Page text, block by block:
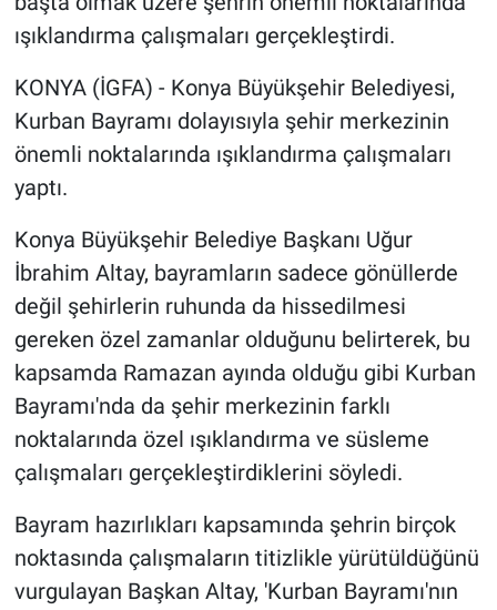
ışıklandırma çalışmaları gerçekleştirdi.
KONYA (İGFA) - Konya Büyükşehir Belediyesi,
Kurban Bayramı dolayısıyla şehir merkezinin
önemli noktalarında ışıklandırma çalışmaları
yaptı.
Konya Büyükşehir Belediye Başkanı Uğur
İbrahim Altay, bayramların sadece gönüllerde
değil şehirlerin ruhunda da hissedilmesi
gereken özel zamanlar olduğunu belirterek, bu
kapsamda Ramazan ayında olduğu gibi Kurban
Bayramı'nda da şehir merkezinin farklı
noktalarında özel ışıklandırma ve süsleme
çalışmaları gerçekleştirdiklerini söyledi.
Bayram hazırlıkları kapsamında şehrin birçok
noktasında çalışmaların titizlikle yürütüldüğünü
vurgulayan Başkan Altay, 'Kurban Bayramı'nın